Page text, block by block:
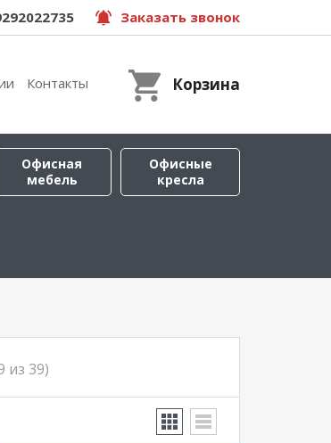
Заказать звонок
Контакты Корзина
Офисная
мебель
Офисные
кресла
из 39)